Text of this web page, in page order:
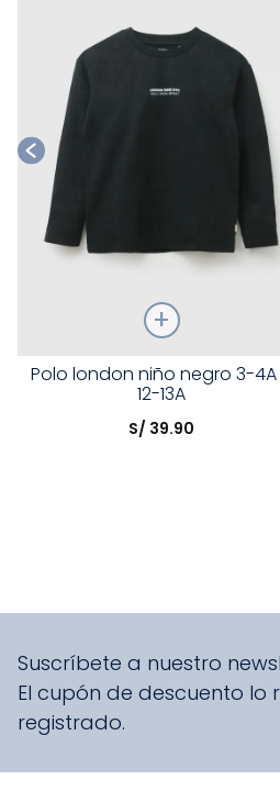
Talla
Elige una opción
Polo london niño negro 3-
12-13A
S/ 39.90
Suscríbete a nuestro
El cupón de descuento
registrado.